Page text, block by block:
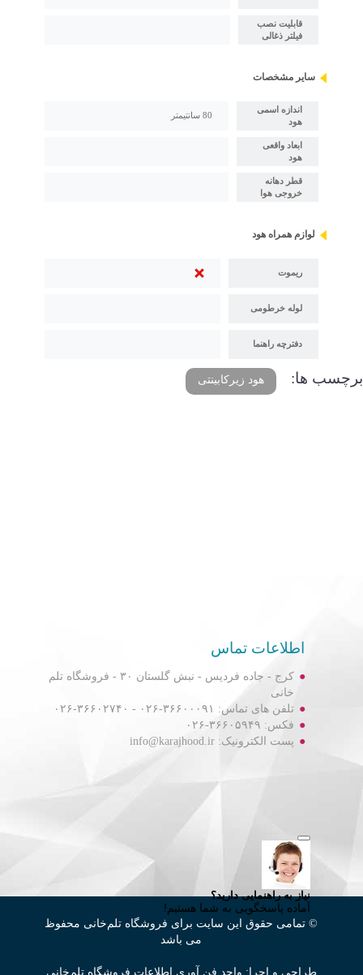
قابلیت نصب
فیلتر ذغالی
سایر مشخصات
اندازه اسمی
هود
80 سانتیمتر
ابعاد واقعی
هود
قطر دهانه
خروجی هوا
لوازم همراه هود
ریموت
لوله خرطومی
دفترچه راهنما
برچسب ها: هود زیرکابینتی
اطلاعات تماس
کرج - جاده فردیس - نبش گلستان ۳۰ - فروشگاه تلم
خانی
تلفن های تماس: ۳۶۶۰۰۰۹۱-۰۲۶ - ۳۶۶۰۲۷۴۰-۰۲۶
فکس: ۳۶۶۰۵۹۴۹-۰۲۶
پست الکترونیک: info@karajhood.ir
© تمامی حقوق این سایت برای فروشگاه تلم‌خانی محفوظ
می باشد
طراحی و اجرا: واحد فن آوری اطلاعات فروشگاه تلم‌خانی